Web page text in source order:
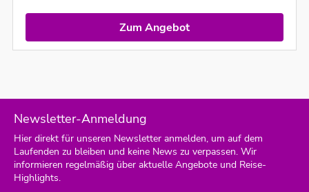
Zum Angebot
Newsletter-Anmeldung
Hier direkt für unseren Newsletter anmelden, um auf dem
Laufenden zu bleiben und keine News zu verpassen. Wir
informieren regelmäßig über aktuelle Angebote und Reise-
Highlights.